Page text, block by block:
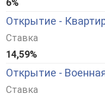
6%
Открытие -
Ставка
14,59%
Открытие -
Ставка